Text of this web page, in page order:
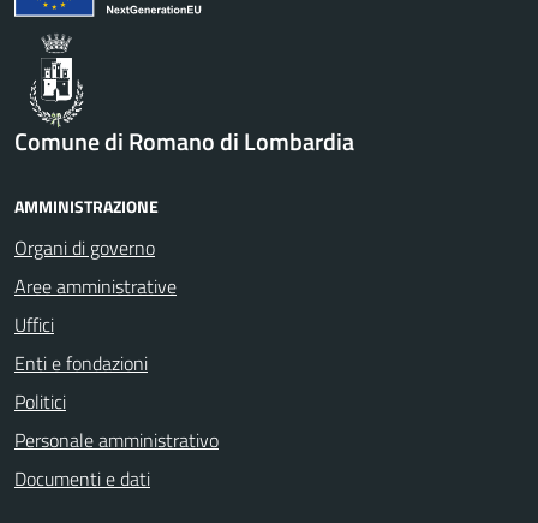
Comune di Romano di Lombardia
AMMINISTRAZIONE
Organi di governo
Aree amministrative
Uffici
Enti e fondazioni
Politici
Personale amministrativo
Documenti e dati